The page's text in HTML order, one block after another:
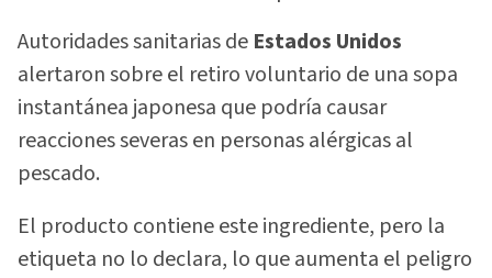
Autoridades sanitarias de Estados Unidos
alertaron sobre el retiro voluntario de una sopa
instantánea japonesa que podría causar
reacciones severas en personas alérgicas al
pescado.
El producto contiene este ingrediente, pero la
etiqueta no lo declara, lo que aumenta el peligro